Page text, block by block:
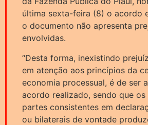
última sexta-feira (8) o acordo
o documento não apresenta
envolvidas.
“Desta forma, inexistindo
em atenção aos princípios da
economia processual, é de ser
acordo realizado, sendo que os
partes consistentes em
ou bilaterais de vontade